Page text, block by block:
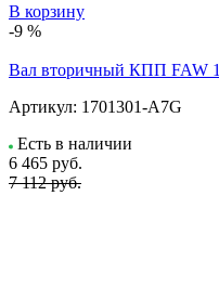
В корзину
-9 %
Вал вторичный КПП FAW
Артикул: 1701301-A7G
Есть в наличии
6 465 руб.
7 112 руб.